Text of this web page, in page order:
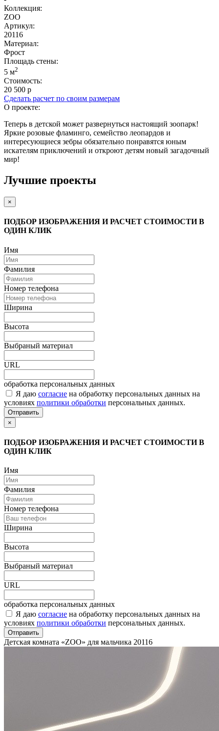
Коллекция:
ZOO
Артикул:
20116
Материал:
Фрост
Площадь cтены:
5 м2
Стоимость:
20 500 р
Сделать расчет по своим размерам
О проекте:
Теперь в детской может развернуться настоящий зоопарк!
Яркие розовые фламинго, семейство леопардов и
интересующиеся зебры обязательно понравятся юным
искателям приключений и откроют детям новый загадочный
мир!
Лучшие проекты
×
ПОДБОР ИЗОБРАЖЕНИЯ И РАСЧЕТ СТОИМОСТИ В
ОДИН КЛИК
Имя
Фамилия
Номер телефона
Ширина
Высота
Выбраный материал
URL
обработка персональных данных
Я даю согласие на обработку персональных данных на
условиях политики обработки персональных данных.
Отправить
×
ПОДБОР ИЗОБРАЖЕНИЯ И РАСЧЕТ СТОИМОСТИ В
ОДИН КЛИК
Имя
Фамилия
Номер телефона
Ширина
Высота
Выбраный материал
URL
обработка персональных данных
Я даю согласие на обработку персональных данных на
условиях политики обработки персональных данных.
Отправить
Детская комната «ZOO» для мальчика 20116